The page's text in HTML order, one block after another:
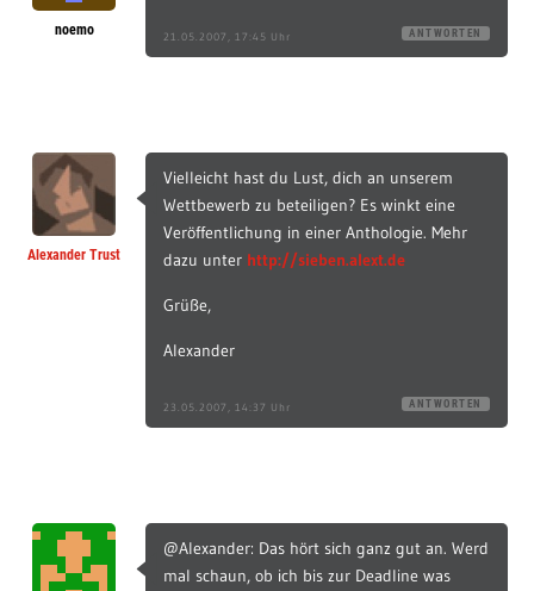
noemo 21.05.2007, 17:45 Uhr ANTWORTEN
Alexander Trust
Vielleicht hast du Lust, dich an unserem
Wettbewerb zu beteiligen? Es winkt eine
Veröffentlichung in einer Anthologie. Mehr
dazu unter http://sieben.alext.de
Grüße,
Alexander
23.05.2007, 14:37 Uhr ANTWORTEN
@Alexander: Das hört sich ganz gut an. Werd
mal schaun, ob ich bis zur Deadline was